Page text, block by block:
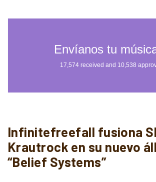
Infinitefreefall fusiona
Krautrock en su nuevo
“Belief Systems”